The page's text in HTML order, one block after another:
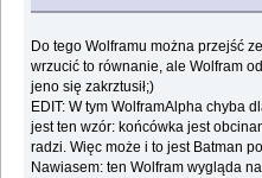
Do tego Wolframu można przejść
wrzucić to równanie, ale Wolfram
jeno się zakrztusił;)
EDIT: W tym WolframAlpha chyba
jest ten wzór: końcówka jest
radzi. Więc może i to jest Batman
Nawiasem: ten Wolfram wygląda